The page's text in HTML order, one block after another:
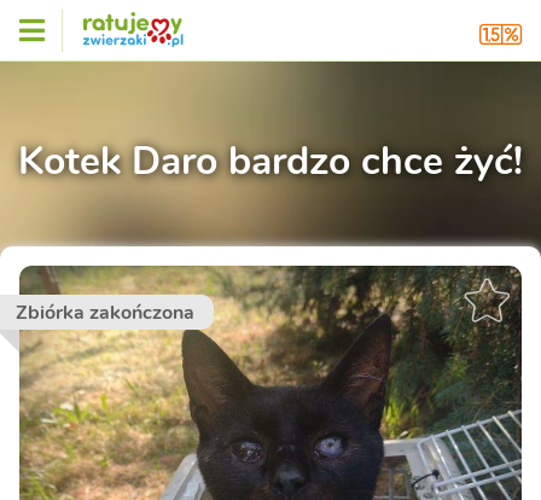
Kotek Daro bardzo chce żyć!
Zbiórka zakończona